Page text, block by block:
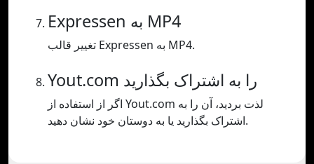
Expressen به MP4
تغییر قالب Expressen به MP4.
Yout.com را به اشتراک بگذارید
اگر از استفاده از Yout.com لذت بردید، آن را به
اشتراک بگذارید یا به دوستان خود نشان دهید.